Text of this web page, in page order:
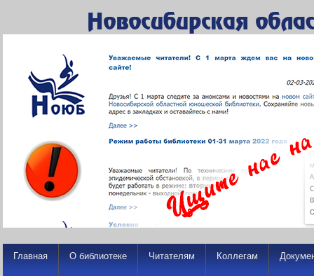
Главная О библиотеке Читателям Коллегам